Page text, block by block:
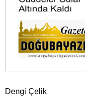
Dengi Çelik